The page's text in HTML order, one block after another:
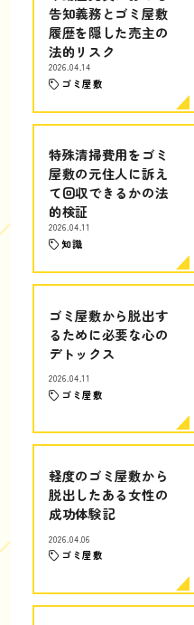
告知義務とゴミ屋敷
履歴を隠した売主の
法的リスク
2026.04.14
ゴミ屋敷
特殊清掃費用をゴミ
屋敷の元住人に訴え
て回収できるかの法
的検証
2026.04.11
知識
ゴミ屋敷から脱出す
るために必要な心の
デトックス
2026.04.11
ゴミ屋敷
軽度のゴミ屋敷から
脱出したある女性の
成功体験記
2026.04.06
ゴミ屋敷